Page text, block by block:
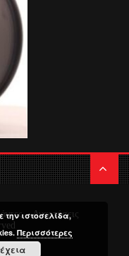
– Αναρτήσεις
την ιστοσελίδα,
Περισσότερες